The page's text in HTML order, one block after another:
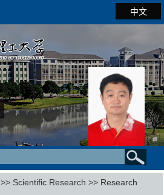
中文
>> Scientific Research >> Research